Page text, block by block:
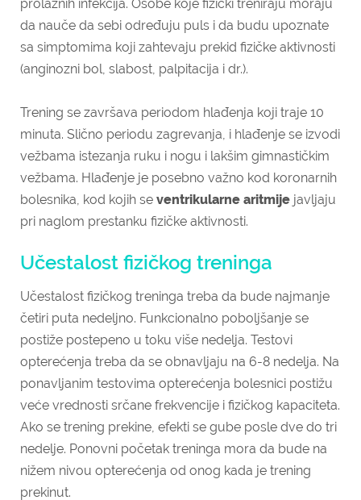
prolaznih infekcija. Osobe koje fizički treniraju moraju
da nauče da sebi određuju puls i da budu upoznate
sa simptomima koji zahtevaju prekid fizičke aktivnosti
(anginozni bol, slabost, palpitacija i dr.).
Trening se završava periodom hlađenja koji traje 10
minuta. Slično periodu zagrevanja, i hlađenje se izvodi
vežbama istezanja ruku i nogu i lakšim gimnastičkim
vežbama. Hlađenje je posebno važno kod koronarnih
bolesnika, kod kojih se ventrikularne aritmije javljaju
pri naglom prestanku fizičke aktivnosti.
Učestalost fizičkog treninga
Učestalost fizičkog treninga treba da bude najmanje
četiri puta nedeljno. Funkcionalno poboljšanje se
postiže postepeno u toku više nedelja. Testovi
opterećenja treba da se obnavljaju na 6-8 nedelja. Na
ponavljanim testovima opterećenja bolesnici postižu
veće vrednosti srčane frekvencije i fizičkog kapaciteta.
Ako se trening prekine, efekti se gube posle dve do tri
nedelje. Ponovni početak treninga mora da bude na
nižem nivou opterećenja od onog kada je trening
prekinut.